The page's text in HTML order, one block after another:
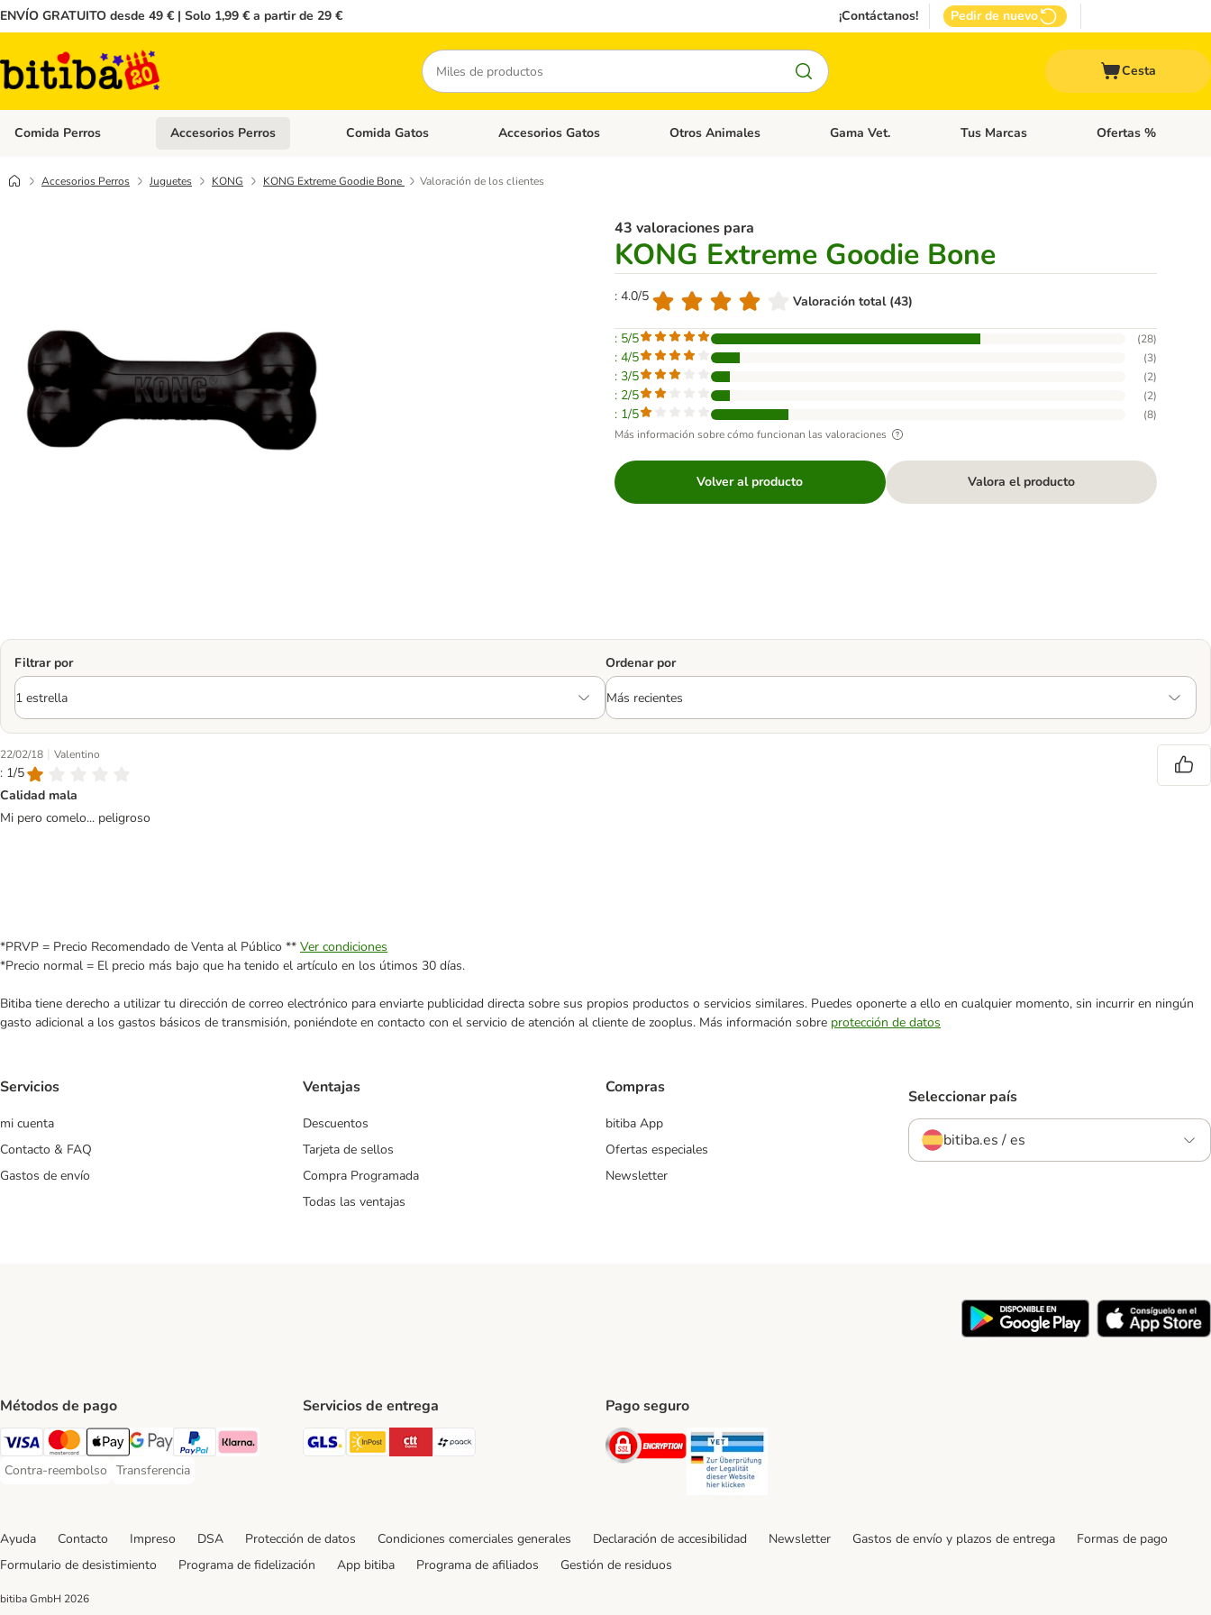
ENVÍO GRATUITO desde 49 € | Solo 1,99 € a partir de 29 € ¡Contáctanos! Pedir de nuevo
Buscar
Cesta
Comida Perros Menú de categoria abierto: Comida Perros
Accesorios Perros Menú de categoria abierto: Accesorios Perros
Comida Gatos Menú de categoria abierto: Comida Gatos
Accesorios Gatos Menú de categoria abierto: Accesorios Gatos
Otros Animales Menú de categoria abierto: Otros Animales
Gama Vet. Menú de categoria abierto: Gama Vet.
Tus Marcas Menú de categoria
Ofertas %
Accesorios Perros Juguetes KONG KONG Extreme Goodie Bone Valoración de los clientes
43 valoraciones para
KONG Extreme Goodie Bone
: 4.0/5 Valoración total (43)
: 5/5 (28)
: 4/5 (3)
: 3/5 (2)
: 2/5 (2)
: 1/5 (8)
Más información sobre cómo funcionan las valoraciones
Volver al producto Valora el producto
Filtrar por Ordenar por
22/02/18 | Valentino
: 1/5
Calidad mala
Mi pero comelo... peligroso
*PRVP = Precio Recomendado de Venta al Público ** Ver condiciones
*Precio normal = El precio más bajo que ha tenido el artículo en los útimos 30 días.
Bitiba tiene derecho a utilizar tu dirección de correo electrónico para enviarte publicidad directa sobre sus propios productos o servicios similares. Puedes oponerte a ello en cualquier momento, sin incurrir en ningún
gasto adicional a los gastos básicos de transmisión, poniéndote en contacto con el servicio de atención al cliente de zooplus. Más información sobre protección de datos
Servicios
mi cuenta
Contacto & FAQ
Gastos de envío
Ventajas
Descuentos
Tarjeta de sellos
Compra Programada
Todas las ventajas
Compras
bitiba App
Ofertas especiales
Newsletter
Seleccionar país
bitiba.es / es
Métodos de pago
Visa Payment Method
Mastercard Payment Method
Apple Pay Payment Method
Google Pay Payment Method
PayPal Payment Method
Klarna Payment Method
Contra-reembolso
Contra-reembolso Payment Method
Transferencia
Transferencia Payment Method
Servicios de entrega
GLS Shipping Method
InPost Shipping Method
CTTExpress Shipping Method
paack Shipping Method
Pago seguro
Security
Ayuda Contacto Impreso DSA Protección de datos Condiciones comerciales generales Declaración de accesibilidad Newsletter Gastos de envío y plazos de entrega
Formas de pago
Formulario de desistimiento
Programa de fidelización App bitiba Programa de afiliados Gestión de residuos
bitiba GmbH 2026